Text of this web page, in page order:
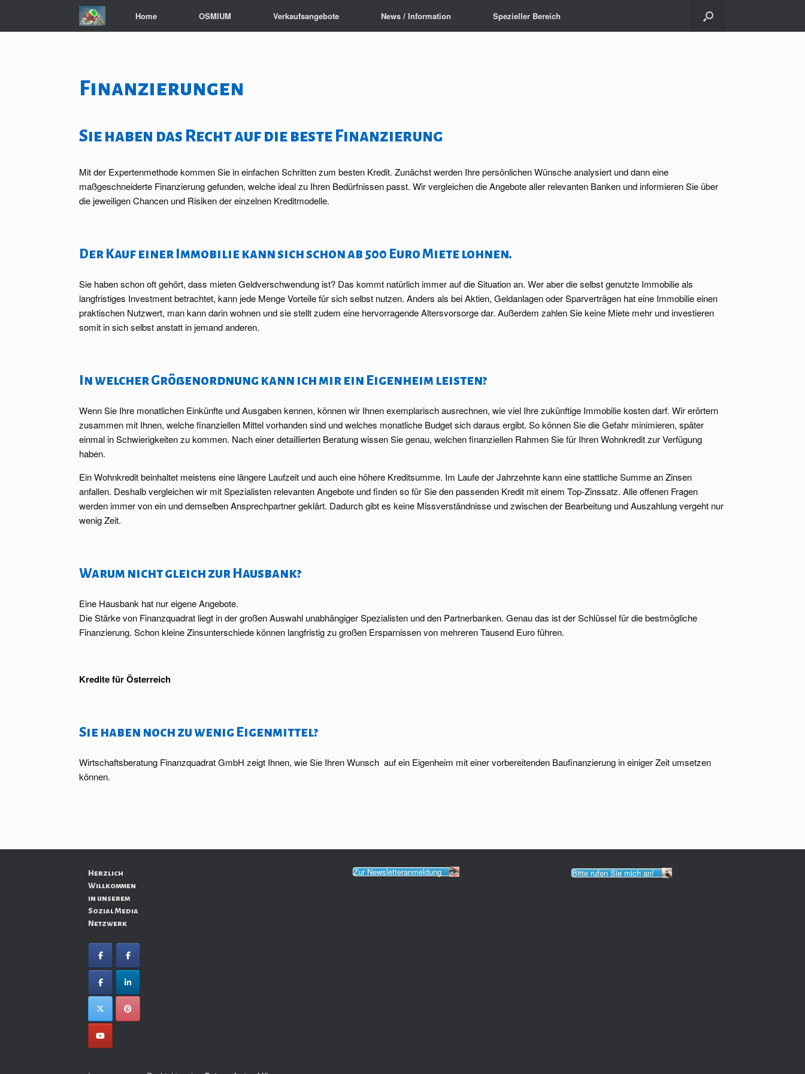
Home OSMIUM Verkaufsangebote News / Information Spezieller Bereich
Finanzierungen
Sie haben das Recht auf die beste Finanzierung
Mit der Expertenmethode kommen Sie in einfachen Schritten zum besten Kredit. Zunächst werden Ihre persönlichen Wünsche analysiert und dann eine
maßgeschneiderte Finanzierung gefunden, welche ideal zu Ihren Bedürfnissen passt. Wir vergleichen die Angebote aller relevanten Banken und informieren Sie über
die jeweiligen Chancen und Risiken der einzelnen Kreditmodelle.
Der Kauf einer Immobilie kann sich schon ab 500 Euro Miete lohnen.
Sie haben schon oft gehört, dass mieten Geldverschwendung ist? Das kommt natürlich immer auf die Situation an. Wer aber die selbst genutzte Immobilie als
langfristiges Investment betrachtet, kann jede Menge Vorteile für sich selbst nutzen. Anders als bei Aktien, Geldanlagen oder Sparverträgen hat eine Immobilie einen
praktischen Nutzwert, man kann darin wohnen und sie stellt zudem eine hervorragende Altersvorsorge dar. Außerdem zahlen Sie keine Miete mehr und investieren
somit in sich selbst anstatt in jemand anderen.
In welcher Größenordnung kann ich mir ein Eigenheim leisten?
Wenn Sie Ihre monatlichen Einkünfte und Ausgaben kennen, können wir Ihnen exemplarisch ausrechnen, wie viel Ihre zukünftige Immobilie kosten darf. Wir erörtern
zusammen mit Ihnen, welche finanziellen Mittel vorhanden sind und welches monatliche Budget sich daraus ergibt. So können Sie die Gefahr minimieren, später
einmal in Schwierigkeiten zu kommen. Nach einer detaillierten Beratung wissen Sie genau, welchen finanziellen Rahmen Sie für Ihren Wohnkredit zur Verfügung
haben.
Ein Wohnkredit beinhaltet meistens eine längere Laufzeit und auch eine höhere Kreditsumme. Im Laufe der Jahrzehnte kann eine stattliche Summe an Zinsen
anfallen. Deshalb vergleichen wir mit Spezialisten relevanten Angebote und finden so für Sie den passenden Kredit mit einem Top-Zinssatz. Alle offenen Fragen
werden immer von ein und demselben Ansprechpartner geklärt. Dadurch gibt es keine Missverständnisse und zwischen der Bearbeitung und Auszahlung vergeht nur
wenig Zeit.
Warum nicht gleich zur Hausbank?
Eine Hausbank hat nur eigene Angebote.
Die Stärke von Finanzquadrat liegt in der großen Auswahl unabhängiger Spezialisten und den Partnerbanken. Genau das ist der Schlüssel für die bestmögliche
Finanzierung. Schon kleine Zinsunterschiede können langfristig zu großen Ersparnissen von mehreren Tausend Euro führen.
Kredite für Österreich
Sie haben noch zu wenig Eigenmittel?
Wirtschaftsberatung Finanzquadrat GmbH zeigt Ihnen, wie Sie Ihren Wunsch auf ein Eigenheim mit einer vorbereitenden Baufinanzierung in einiger Zeit umsetzen
können.
Herzlich
Willkommen
in unserem
Sozial Media
Netzwerk
Zur Newsletteranmeldung Bitte rufen Sie mich an!